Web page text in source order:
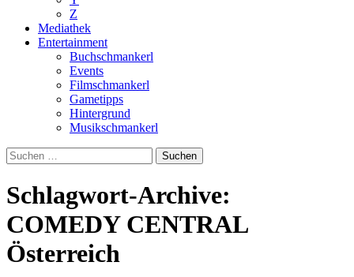
Z
Mediathek
Entertainment
Buchschmankerl
Events
Filmschmankerl
Gametipps
Hintergrund
Musikschmankerl
Suchen
nach:
Schlagwort-Archive:
COMEDY CENTRAL
Österreich